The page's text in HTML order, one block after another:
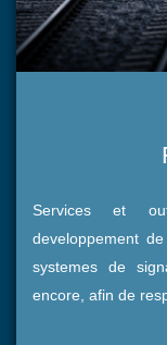
Services et
developpement
systemes de
encore, afin de